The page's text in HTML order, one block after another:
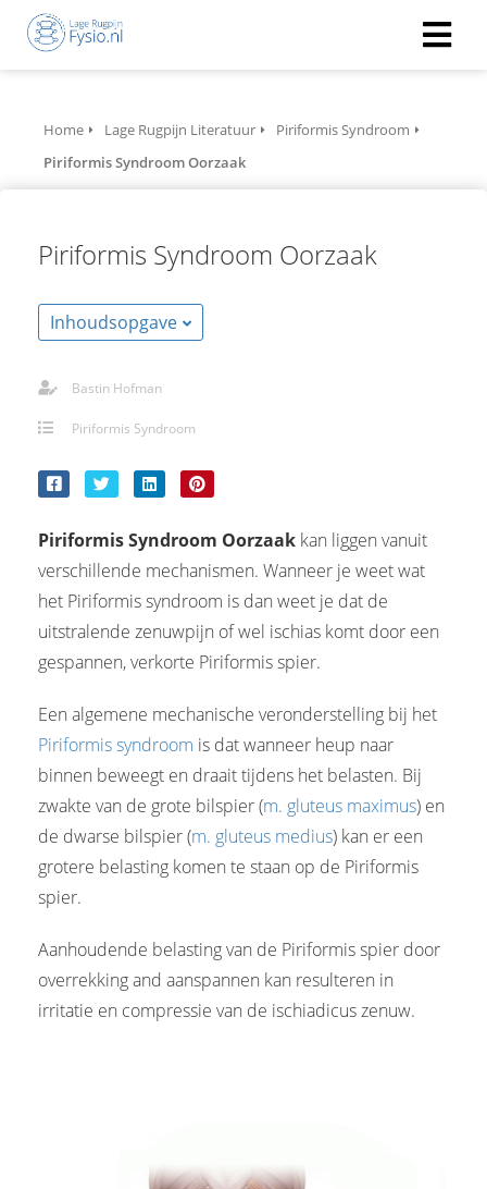
Home Lage Rugpijn Literatuur
Piriformis Syndroom
Piriformis Syndroom Oorzaak
Piriformis Syndroom Oorzaak
Inhoudsopgave
Bastin Hofman
Piriformis Syndroom
Piriformis Syndroom Oorzaak kan liggen vanuit
verschillende mechanismen. Wanneer je weet wat
het Piriformis syndroom is dan weet je dat de
uitstralende zenuwpijn of wel ischias komt door een
gespannen, verkorte Piriformis spier.
Een algemene mechanische veronderstelling bij het
Piriformis syndroom is dat wanneer heup naar
binnen beweegt en draait tijdens het belasten. Bij
zwakte van de grote bilspier (m. gluteus maximus) en
de dwarse bilspier (m. gluteus medius) kan er een
grotere belasting komen te staan op de Piriformis
spier.
Aanhoudende belasting van de Piriformis spier door
overrekking and aanspannen kan resulteren in
irritatie en compressie van de ischiadicus zenuw.